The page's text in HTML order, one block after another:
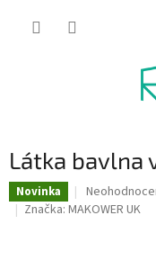
Látka bavlna
Novinka
Průměrné
hodnocení
Značka: MAKOWER UK